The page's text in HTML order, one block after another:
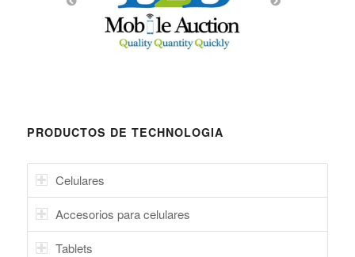
PRODUCTOS DE TECHNOLOGIA
Celulares
Accesorios para celulares
Tablets